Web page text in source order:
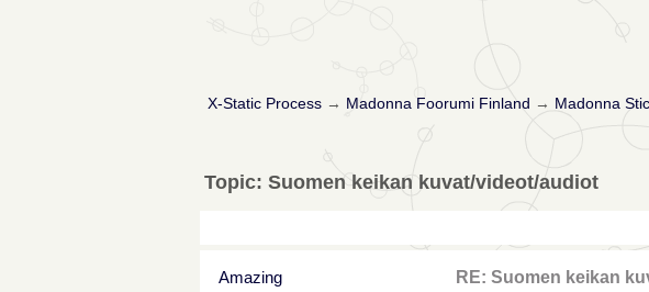
X-Static Process→ Madonna Foorumi Finland → Madonna
Topic: Suomen keikan kuvat/videot/audiot
Amazing RE: Suomen keikan